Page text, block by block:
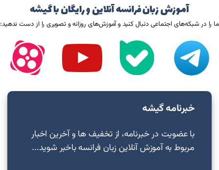
آموزش زبان فرانسه آنلاین و رایگان با گیشه
ما را در شبکه‌های اجتماعی دنبال کنید و آموزش‌های روزانه و تصویری را از دست ندهید:
خبرنامه گیشه
با عضویت در خبرنامه، از تخفیف ها و آخرین اخبار
مربوط به آموزش آنلاین زبان فرانسه باخبر شوید...